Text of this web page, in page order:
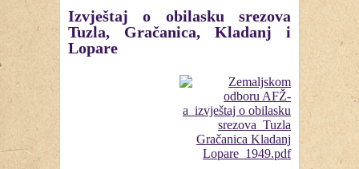
Izvještaj o obilasku srezova
Tuzla, Gračanica, Kladanj i
Lopare